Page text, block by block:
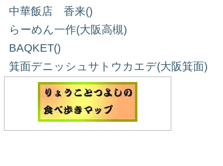
中華飯店 香来()
らーめん一作(大阪高槻)
BAQKET()
箕面デニッシュサトウカエデ(大阪箕面)